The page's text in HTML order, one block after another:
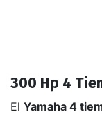
300 Hp 4
El Yamaha 4